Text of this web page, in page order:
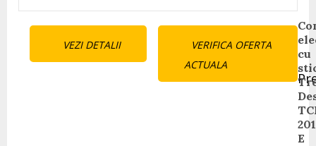
VEZI DETALII
VERIFICA OFERTA
ACTUALA
Continue
Reading
cu
E